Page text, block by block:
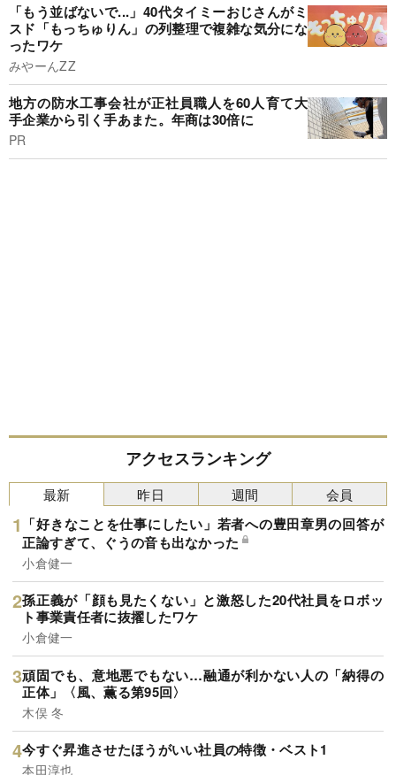
「もう並ばないで...」40代タイミーおじさんがミ
スド「もっちゅりん」の列整理で複雑な気分にな
ったワケ
みやーんZZ
地方の防水工事会社が正社員職人を60人育て大
手企業から引く手あまた。年商は30倍に
PR
アクセスランキング
最新
「好きなことを仕事にしたい」若者への豊田章男の回答が
正論すぎて、ぐうの音も出なかった
小倉健一
孫正義が「顔も見たくない」と激怒した20代社員をロボッ
ト事業責任者に抜擢したワケ
小倉健一
頑固でも、意地悪でもない…融通が利かない人の「納得の
正体」〈風、薫る第95回〉
木俣 冬
今すぐ昇進させたほうがいい社員の特徴・ベスト1
本田淳也
昨日 週間 会員